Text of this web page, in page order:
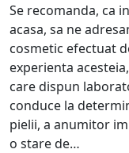
Se recomanda, ca
acasa, sa ne
cosmetic efectuat
experienta
care dispun
conduce la
pielii, a anumitor
o stare de…